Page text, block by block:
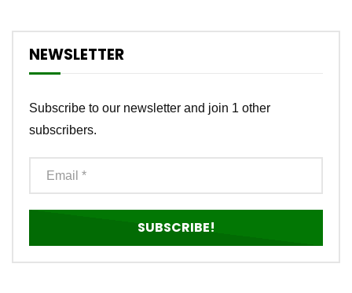
NEWSLETTER
Subscribe to our newsletter and join 1 other
subscribers.